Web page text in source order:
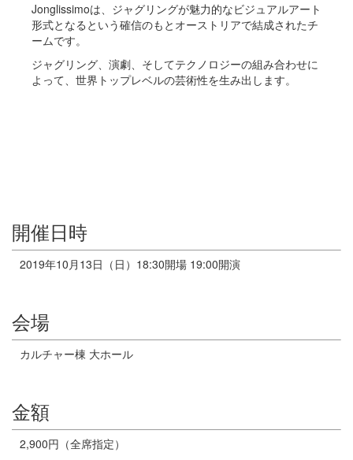
Jonglissimoは、ジャグリングが魅力的なビジュアルアート
形式となるという確信のもとオーストリアで結成されたチ
ームです。
ジャグリング、演劇、そしてテクノロジーの組み合わせに
よって、世界トップレベルの芸術性を生み出します。
開催日時
2019年10月13日（日）18:30開場 19:00開演
会場
カルチャー棟 大ホール
金額
2,900円（全席指定）